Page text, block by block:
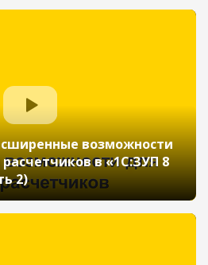
возможности
в «1С:ЗУП 8
2)